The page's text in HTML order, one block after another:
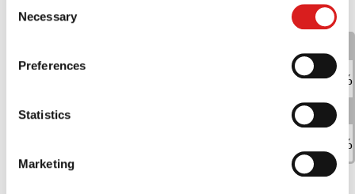
Please select "Allow all", "Allow selection", or "Deny" for
For more details, please refer to our [
Cookie Policy ]. You
Selection
Necessary
Preferences
Statistics
Marketing
2024年
100 %
7月 12月
%